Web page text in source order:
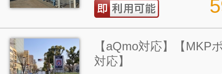
【aQmo対応】【MKP
対応】